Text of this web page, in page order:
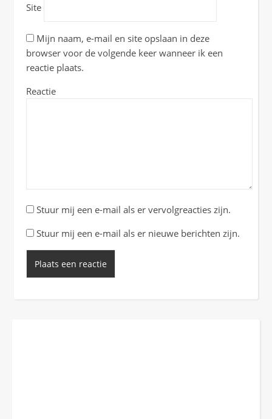
Site
Mijn naam, e-mail en site opslaan in deze
browser voor de volgende keer wanneer ik een
reactie plaats.
Reactie
Stuur mij een e-mail als er vervolgreacties zijn.
Stuur mij een e-mail als er nieuwe berichten zijn.